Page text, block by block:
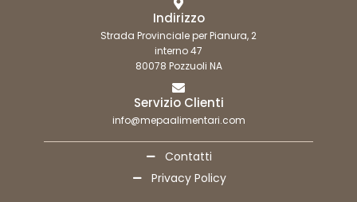
Indirizzo
Strada Provinciale per Pianura, 2
interno 47
80078 Pozzuoli NA
Servizio Clienti
info@mepaalimentari.com
Contatti
Privacy Policy